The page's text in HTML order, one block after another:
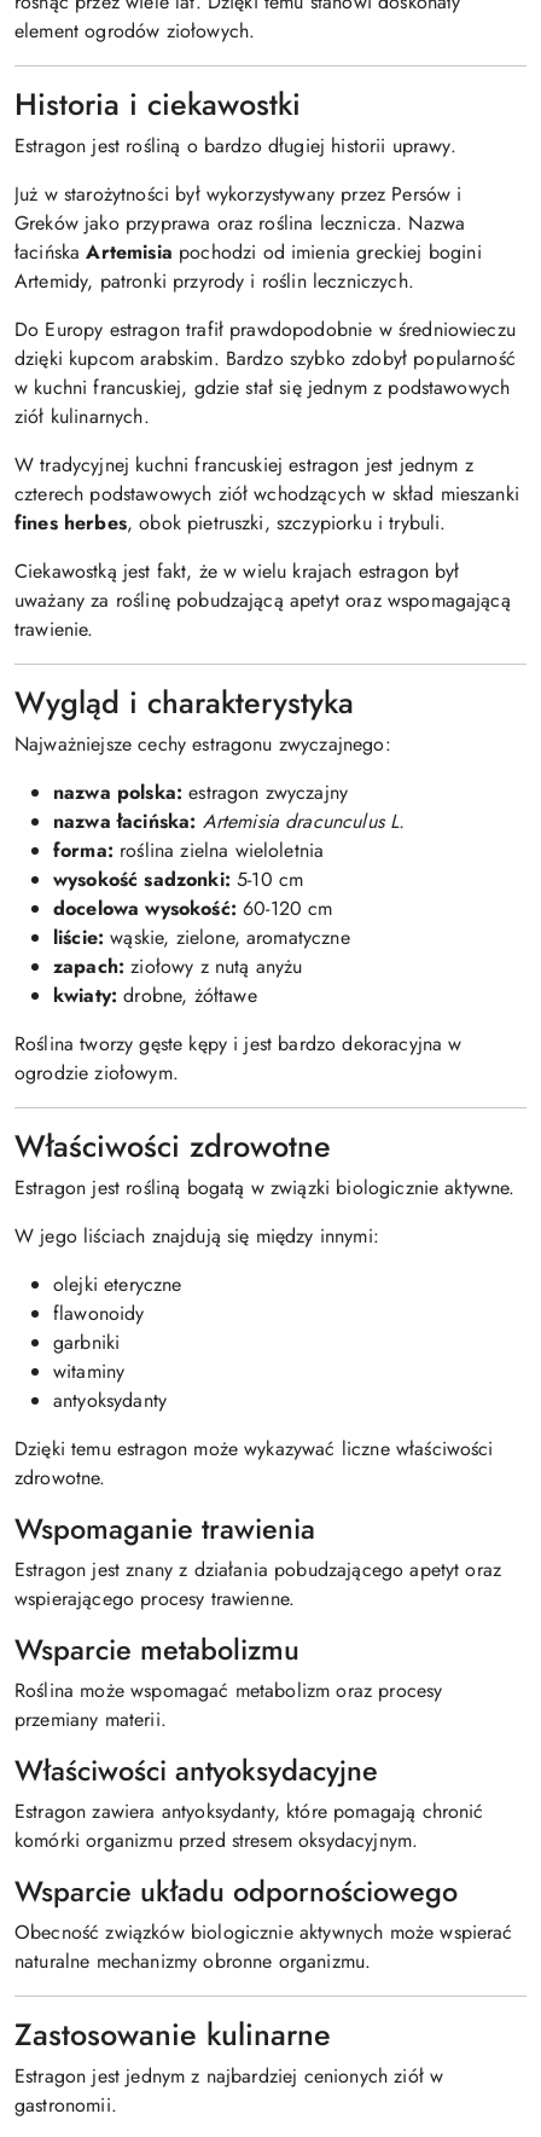
element ogrodów ziołowych.
Historia i ciekawostki
Estragon jest rośliną o bardzo długiej historii uprawy.
Już w starożytności był wykorzystywany przez Persów i
Greków jako przyprawa oraz roślina lecznicza. Nazwa
łacińskaArtemisia pochodzi od imienia greckiej bogini
Artemidy, patronki przyrody i roślin leczniczych.
Do Europy estragon trafił prawdopodobnie w średniowieczu
dzięki kupcom arabskim. Bardzo szybko zdobył popularność
w kuchni francuskiej, gdzie stał się jednym z podstawowych
ziół kulinarnych.
W tradycyjnej kuchni francuskiej estragon jest jednym z
czterech podstawowych ziół wchodzących w skład mieszanki
fines herbes, obok pietruszki, szczypiorku i trybuli.
Ciekawostką jest fakt, że w wielu krajach estragon był
uważany za roślinę pobudzającą apetyt oraz wspomagającą
trawienie.
Wygląd i charakterystyka
Najważniejsze cechy estragonu zwyczajnego:
nazwa polska: estragon zwyczajny
nazwa łacińska: Artemisia dracunculus L.
forma: roślina zielna wieloletnia
wysokość sadzonki: 5-10 cm
docelowa wysokość: 60-120 cm
liście: wąskie, zielone, aromatyczne
zapach: ziołowy z nutą anyżu
kwiaty: drobne, żółtawe
Roślina tworzy gęste kępy i jest bardzo dekoracyjna w
ogrodzie ziołowym.
Właściwości zdrowotne
Estragon jest rośliną bogatą w związki biologicznie aktywne.
W jego liściach znajdują się między innymi:
olejki eteryczne
flawonoidy
garbniki
witaminy
antyoksydanty
Dzięki temu estragon może wykazywać liczne właściwości
zdrowotne.
Wspomaganie trawienia
Estragon jest znany z działania pobudzającego apetyt oraz
wspierającego procesy trawienne.
Wsparcie metabolizmu
Roślina może wspomagać metabolizm oraz procesy
przemiany materii.
Właściwości antyoksydacyjne
Estragon zawiera antyoksydanty, które pomagają chronić
komórki organizmu przed stresem oksydacyjnym.
Wsparcie układu odpornościowego
Obecność związków biologicznie aktywnych może wspierać
naturalne mechanizmy obronne organizmu.
Zastosowanie kulinarne
Estragon jest jednym z najbardziej cenionych ziół w
gastronomii.